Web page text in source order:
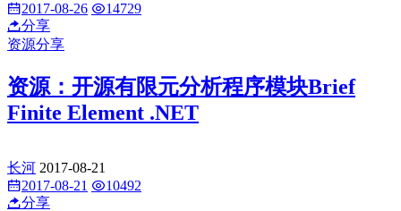
2017-08-26
14729
分享
资源分享
资源：开源有限元分析程序模块Brief
Finite Element .NET
长河 2017-08-21
2017-08-21
10492
分享